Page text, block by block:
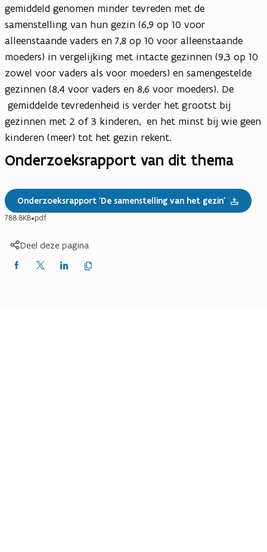
gemiddeld genomen minder tevreden met de
samenstelling van hun gezin (6,9 op 10 voor
alleenstaande vaders en 7,8 op 10 voor alleenstaande
moeders) in vergelijking met intacte gezinnen (9,3 op 10
zowel voor vaders als voor moeders) en samengestelde
gezinnen (8,4 voor vaders en 8,6 voor moeders). De
gemiddelde tevredenheid is verder het grootst bij
gezinnen met 2 of 3 kinderen, en het minst bij wie geen
kinderen (meer) tot het gezin rekent.
Onderzoeksrapport van dit thema
Onderzoeksrapport 'De samenstelling van het gezin'
788.8KB•pdf
Deel deze pagina
Delen
Delen
Delen
link